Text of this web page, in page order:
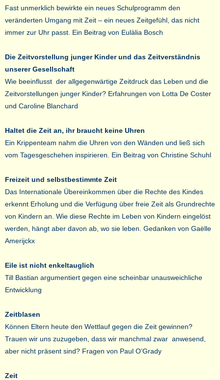
Fast unmerklich bewirkte ein neues Schulprogramm den
veränderten Umgang mit Zeit – ein neues Zeitgefühl, das nicht
immer zur Uhr passt. Ein Beitrag von Eulàlia Bosch
Die Zeitvorstellung junger Kinder und das Zeitverständnis
unserer Gesellschaft
Wie beeinflusst der allgegenwärtige Zeitdruck das Leben und die
Zeitvorstellungen junger Kinder? Erfahrungen von Lotta De Coster
und Caroline Blanchard
Haltet die Zeit an, ihr braucht keine Uhren
Ein Krippenteam nahm die Uhren von den Wänden und ließ sich
vom Tagesgeschehen inspirieren. Ein Beitrag von Christine Schuhl
Freizeit und selbstbestimmte Zeit
Das Internationale Übereinkommen über die Rechte des Kindes
erkennt Erholung und die Verfügung über freie Zeit als Grundrechte
von Kindern an. Wie diese Rechte im Leben von Kindern eingelöst
werden, hängt aber davon ab, wo sie leben. Gedanken von Gaëlle
Amerijckx
Eile ist nicht enkeltauglich
Till Bastian argumentiert gegen eine scheinbar unausweichliche
Entwicklung
Zeitblasen
Können Eltern heute den Wettlauf gegen die Zeit gewinnen?
Trauen wir uns zuzugeben, dass wir manchmal zwar anwesend,
aber nicht präsent sind? Fragen von Paul O’Grady
Zeit